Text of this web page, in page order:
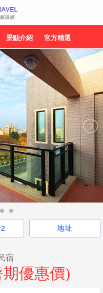
景點介紹 官方精選
地址
宿
優惠價)